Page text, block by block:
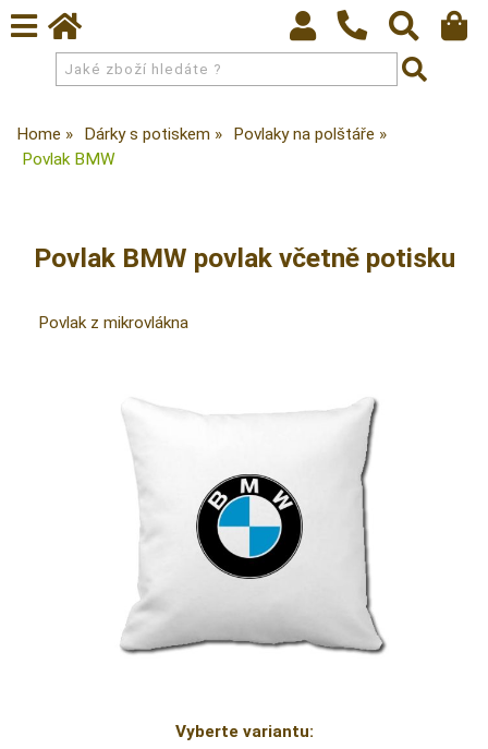
Home Dárky s potiskem
Povlaky na polštáře
Povlak BMW
Povlak BMW povlak včetně potisku
Povlak z mikrovlákna
Vyberte variantu: